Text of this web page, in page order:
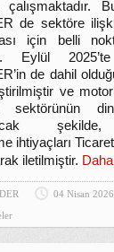
çalışmaktadır.
de sektöre
için belli
Eylül 2025’te
de dahil
ve
sektörünün
ihtiyaçları Ticaret
iletilmiştir.
04 Nisan 2026